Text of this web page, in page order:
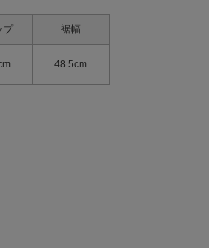
プ 裾幅
48.5cm